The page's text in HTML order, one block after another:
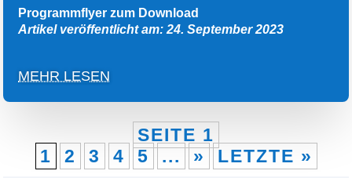
Programmflyer zum Download
Artikel veröffentlicht am: 24. September 2023
MEHR LESEN
SEITE 1
1
2 3 4 5 ... » LETZTE »